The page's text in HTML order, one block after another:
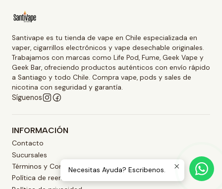
Santivape es tu tienda de vape en Chile especializada en
vaper, cigarrillos electrónicos y vape desechable originales.
Trabajamos con marcas como Life Pod, Fume, Geek Vape y
Geek Bar, ofreciendo productos auténticos con envío rápido
a Santiago y todo Chile. Compra vape, pods y sales de
nicotina con seguridad y garantía.
Síguenos
INFORMACIÓN
Contacto
Sucursales
Términos y Condiciones
Política de reembolso
Necesitas Ayuda? Escribenos.